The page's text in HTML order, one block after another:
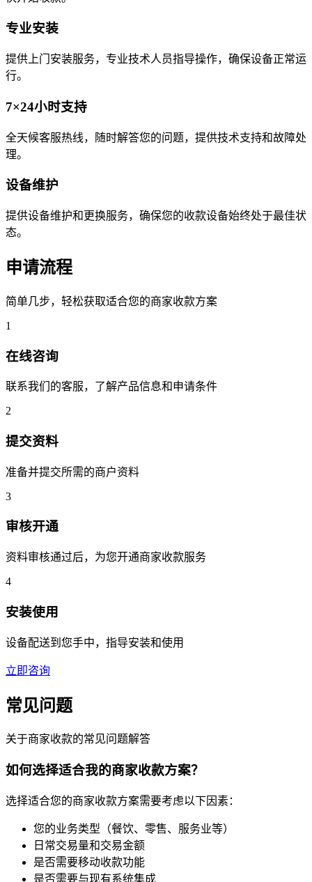
专业安装
提供上门安装服务，专业技术人员指导操作，确保设备正常运
行。
7×24小时支持
全天候客服热线，随时解答您的问题，提供技术支持和故障处
理。
设备维护
提供设备维护和更换服务，确保您的收款设备始终处于最佳状
态。
申请流程
简单几步，轻松获取适合您的商家收款方案
1
在线咨询
联系我们的客服，了解产品信息和申请条件
2
提交资料
准备并提交所需的商户资料
3
审核开通
资料审核通过后，为您开通商家收款服务
4
安装使用
设备配送到您手中，指导安装和使用
立即咨询
常见问题
关于商家收款的常见问题解答
如何选择适合我的商家收款方案？
选择适合您的商家收款方案需要考虑以下因素：
您的业务类型（餐饮、零售、服务业等）
日常交易量和交易金额
是否需要移动收款功能
是否需要与现有系统集成